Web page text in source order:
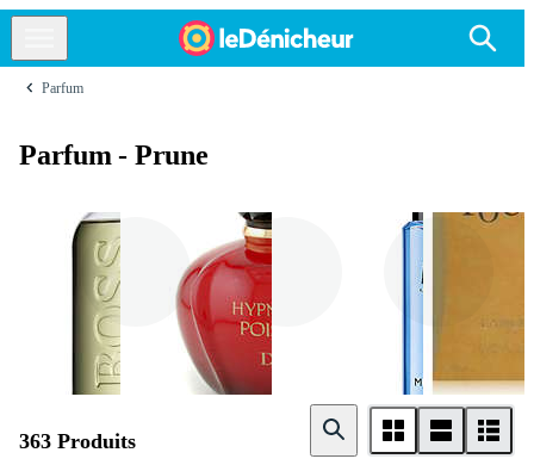
Parfum
Parfum - Prune
Hugo Boss Dior
363 Produits